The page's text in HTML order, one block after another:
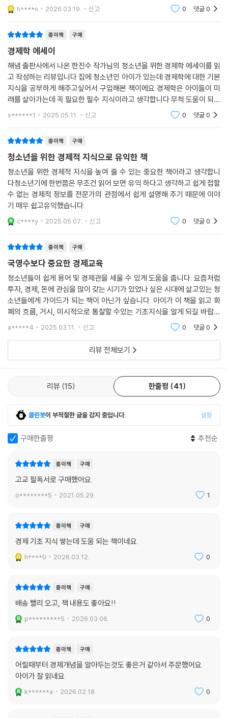
h****n 2026.03.19. 신고 0 댓글0
종이책 구매
경제학 에세이
해냄 출판사에서 나온 한진수 작가님의 청소년을 위한 경제학 에세이를 읽
고 작성하는 리뷰입니다 집에 청소년인 아이가 있는데 경제학에 대한 기본
지식을 공부하게 해주고싶어서 구입해본 책이에요 경제학은 아이들이 미
래를 살아가는데 꼭 필요한 필수 지식이라고 생각합니다 무척 도움이 되는
좋은책인것 같아요
s******1 2025.05.11. 신고 0 댓글0
종이책 구매
청소년을 위한 경제적 지식으로 유익한 책
청소년을 위한 경제적 지식을 높여 줄 수 있는 중요한 책이라고 생각합니
다청소년기에 한번쯤은 무조건 읽어 보면 유익 하다고 생각하고 쉽게 접할
수 없는 경제적 정보를 전문가의 관점에서 쉽게 설명해 주기 때문에 이야
기 매우 쉽고유익했습니다.
c****y 2025.05.07. 신고 0 댓글0
종이책 구매
국영수보다 중요한 경제교육
청소년들이 쉽게 용어 및 경제관을 세울 수 있게 도움을 줍니다. 요즘처럼
투자, 경제, 돈에 관심을 많이 갖는 시기가 있었나 싶은 시대에 살고있는 청
소년들에게 가이드가 되는 책이 아닌가 싶습니다. 아이가 이 책을 읽고 화
폐의 흐름, 거시, 미시적으로 통찰할 수있는 기초지식을 알게 되길 바랍니
a*****4 2025.03.11. 신고 0 댓글0
리뷰 전체보기
리뷰 15 한줄평 41
클린봇이 부적절한 글을 감지 중입니다. 설정
구매한줄평 추천순
종이책 구매
고교 필독서로 구매했어요.
o********5 2021.05.29. 1
종이책 구매
경제 기초 지식 쌓는데 도움 되는 책이네요.
h****0 2026.03.12. 0
종이책 구매
배송 빨리 오고, 책 내용도 좋아요!!
p*********5 2026.03.06. 0
종이책 구매
어릴때부터 경제개념을 알아두는것도 좋은거 같아서 주문했어요.
아이가 잘 읽네요
k******a 2026.02.18. 0